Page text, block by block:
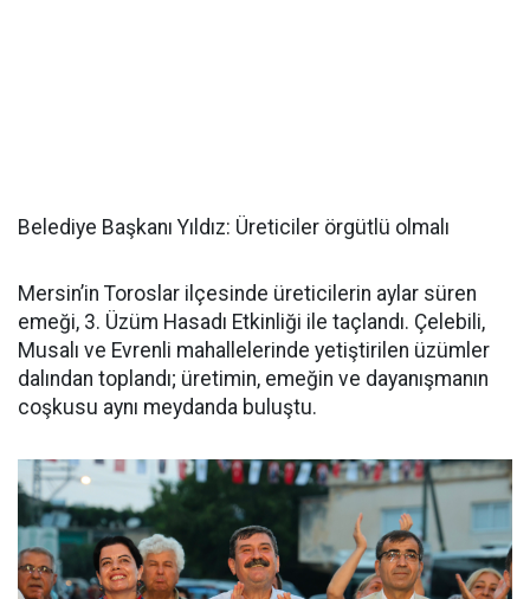
Belediye Başkanı Yıldız: Üreticiler örgütlü olmalı
Mersin’in Toroslar ilçesinde üreticilerin aylar süren
emeği, 3. Üzüm Hasadı Etkinliği ile taçlandı. Çelebili,
Musalı ve Evrenli mahallelerinde yetiştirilen üzümler
dalından toplandı; üretimin, emeğin ve dayanışmanın
coşkusu aynı meydanda buluştu.